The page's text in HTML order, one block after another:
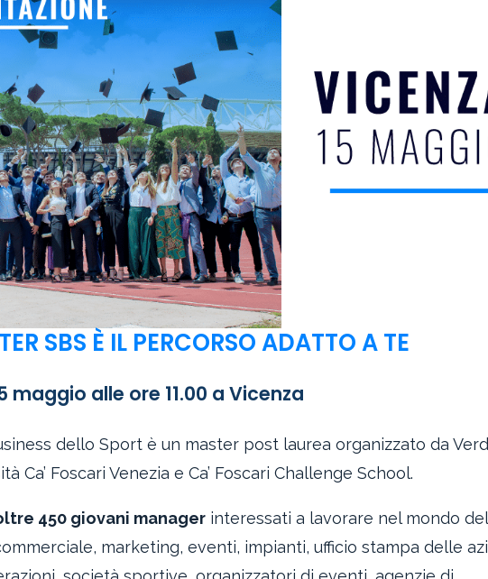
SBS È IL PERCORSO ADATTO A TE
alle ore 11.00 a Vicenza
dello Sport è un master post laurea organizzato da
Ca’ Foscari Venezia e Ca’ Foscari Challenge School.
450 giovani manager interessati a lavorare nel mondo
marketing, eventi, impianti, ufficio stampa delle